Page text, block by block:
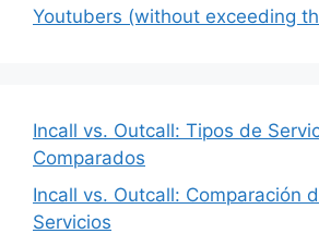
Youtubers (without exceeding
Incall vs. Outcall: Tipos de
Comparados
Incall vs. Outcall: Comparación
Servicios